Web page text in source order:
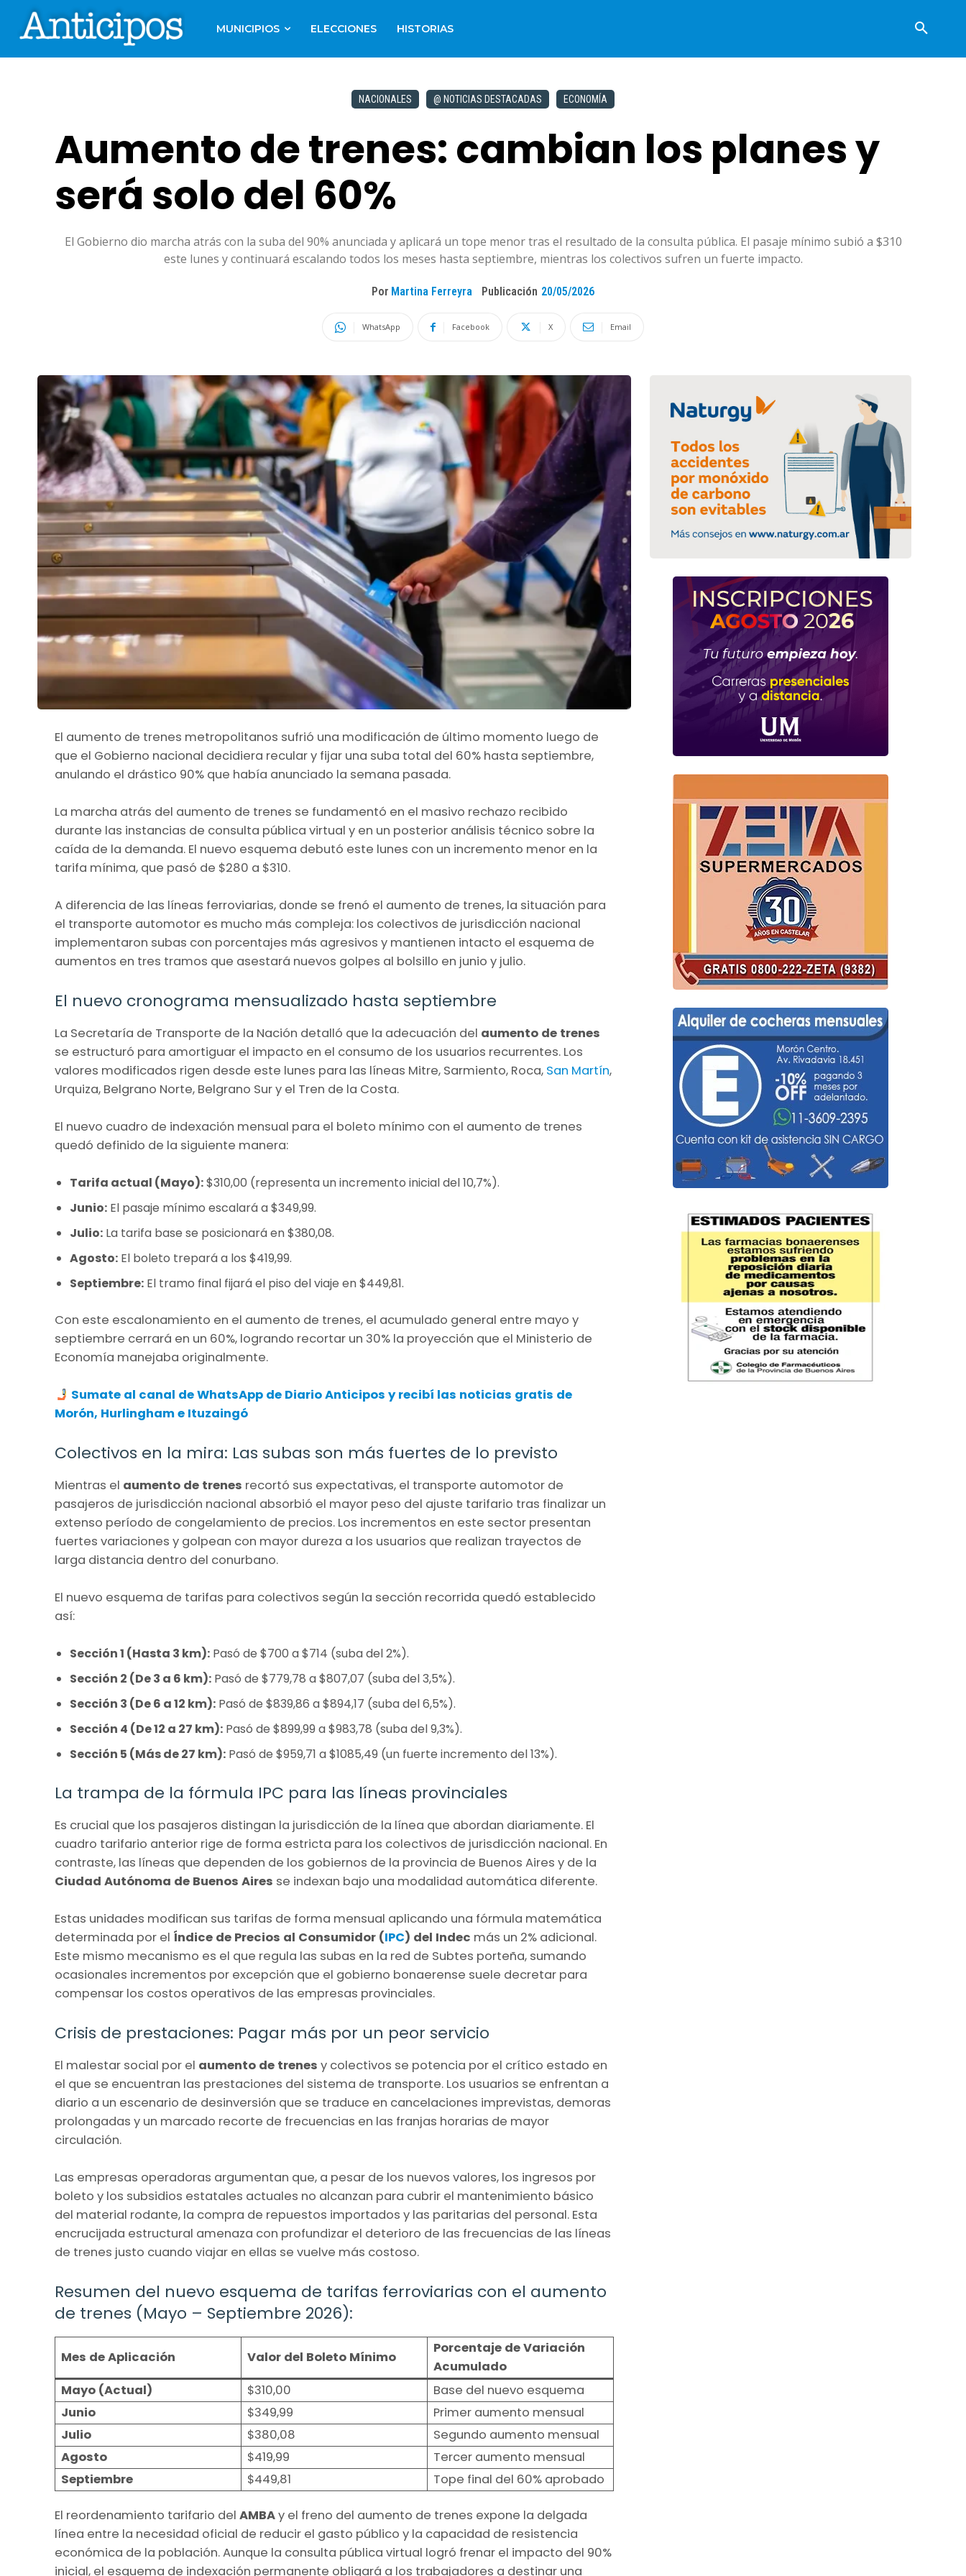
MUNICIPIOS ELECCIONES HISTORIAS
NACIONALES @ NOTICIAS DESTACADAS ECONOMÍA
Aumento de trenes: cambian los planes y
será solo del 60%
El Gobierno dio marcha atrás con la suba del 90% anunciada y aplicará un tope menor tras el resultado de la consulta pública. El pasaje mínimo subió a $310
este lunes y continuará escalando todos los meses hasta septiembre, mientras los colectivos sufren un fuerte impacto.
Por Martina Ferreyra Publicación 20/05/2026
WhatsApp Facebook X Email
El aumento de trenes metropolitanos sufrió una modificación de último momento luego de
que el Gobierno nacional decidiera recular y fijar una suba total del 60% hasta septiembre,
anulando el drástico 90% que había anunciado la semana pasada.
La marcha atrás del aumento de trenes se fundamentó en el masivo rechazo recibido
durante las instancias de consulta pública virtual y en un posterior análisis técnico sobre la
caída de la demanda. El nuevo esquema debutó este lunes con un incremento menor en la
tarifa mínima, que pasó de $280 a $310.
A diferencia de las líneas ferroviarias, donde se frenó el aumento de trenes, la situación para
el transporte automotor es mucho más compleja: los colectivos de jurisdicción nacional
implementaron subas con porcentajes más agresivos y mantienen intacto el esquema de
aumentos en tres tramos que asestará nuevos golpes al bolsillo en junio y julio.
El nuevo cronograma mensualizado hasta septiembre
La Secretaría de Transporte de la Nación detalló que la adecuación del aumento de trenes
se estructuró para amortiguar el impacto en el consumo de los usuarios recurrentes. Los
valores modificados rigen desde este lunes para las líneas Mitre, Sarmiento, Roca, San Martín,
Urquiza, Belgrano Norte, Belgrano Sur y el Tren de la Costa.
El nuevo cuadro de indexación mensual para el boleto mínimo con el aumento de trenes
quedó definido de la siguiente manera:
Tarifa actual (Mayo):$310,00 (representa un incremento inicial del 10,7%).
Junio: El pasaje mínimo escalará a $349,99.
Julio: La tarifa base se posicionará en $380,08.
Agosto: El boleto trepará a los $419,99.
Septiembre: El tramo final fijará el piso del viaje en $449,81.
Con este escalonamiento en el aumento de trenes, el acumulado general entre mayo y
septiembre cerrará en un 60%, logrando recortar un 30% la proyección que el Ministerio de
Economía manejaba originalmente.
Sumate al canal de WhatsApp de Diario Anticipos y recibí las noticias gratis de
Morón, Hurlingham e Ituzaingó
Colectivos en la mira: Las subas son más fuertes de lo previsto
Mientras el aumento de trenes recortó sus expectativas, el transporte automotor de
pasajeros de jurisdicción nacional absorbió el mayor peso del ajuste tarifario tras finalizar un
extenso período de congelamiento de precios. Los incrementos en este sector presentan
fuertes variaciones y golpean con mayor dureza a los usuarios que realizan trayectos de
larga distancia dentro del conurbano.
El nuevo esquema de tarifas para colectivos según la sección recorrida quedó establecido
así:
Sección 1 (Hasta 3 km): Pasó de $700 a $714 (suba del 2%).
Sección 2 (De 3 a 6 km): Pasó de $779,78 a $807,07 (suba del 3,5%).
Sección 3 (De 6 a 12 km): Pasó de $839,86 a $894,17 (suba del 6,5%).
Sección 4 (De 12 a 27 km): Pasó de $899,99 a $983,78 (suba del 9,3%).
Sección 5 (Más de 27 km): Pasó de $959,71 a $1085,49 (un fuerte incremento del 13%).
La trampa de la fórmula IPC para las líneas provinciales
Es crucial que los pasajeros distingan la jurisdicción de la línea que abordan diariamente. El
cuadro tarifario anterior rige de forma estricta para los colectivos de jurisdicción nacional. En
contraste, las líneas que dependen de los gobiernos de la provincia de Buenos Aires y de la
Ciudad Autónoma de Buenos Aires se indexan bajo una modalidad automática diferente.
Estas unidades modifican sus tarifas de forma mensual aplicando una fórmula matemática
determinada por el Índice de Precios al Consumidor (IPC) del Indec más un 2% adicional.
Este mismo mecanismo es el que regula las subas en la red de Subtes porteña, sumando
ocasionales incrementos por excepción que el gobierno bonaerense suele decretar para
compensar los costos operativos de las empresas provinciales.
Crisis de prestaciones: Pagar más por un peor servicio
El malestar social por el aumento de trenes y colectivos se potencia por el crítico estado en
el que se encuentran las prestaciones del sistema de transporte. Los usuarios se enfrentan a
diario a un escenario de desinversión que se traduce en cancelaciones imprevistas, demoras
prolongadas y un marcado recorte de frecuencias en las franjas horarias de mayor
circulación.
Las empresas operadoras argumentan que, a pesar de los nuevos valores, los ingresos por
boleto y los subsidios estatales actuales no alcanzan para cubrir el mantenimiento básico
del material rodante, la compra de repuestos importados y las paritarias del personal. Esta
encrucijada estructural amenaza con profundizar el deterioro de las frecuencias de las líneas
de trenes justo cuando viajar en ellas se vuelve más costoso.
Resumen del nuevo esquema de tarifas ferroviarias con el aumento
de trenes (Mayo – Septiembre 2026):
Mes de Aplicación Valor del Boleto Mínimo
Porcentaje de Variación
Acumulado
Mayo (Actual)
$310,00
Base del nuevo esquema
Junio
$349,99
Primer aumento mensual
Julio
$380,08
Segundo aumento mensual
Agosto
$419,99
Tercer aumento mensual
Septiembre
$449,81 Tope final del 60% aprobado
El reordenamiento tarifario del AMBAy el freno del aumento de trenes expone la delgada
línea entre la necesidad oficial de reducir el gasto público y la capacidad de resistencia
económica de la población. Aunque la consulta pública virtual logró frenar el impacto del 90%
inicial, el esquema de indexación permanente obligará a los trabajadores a destinar una